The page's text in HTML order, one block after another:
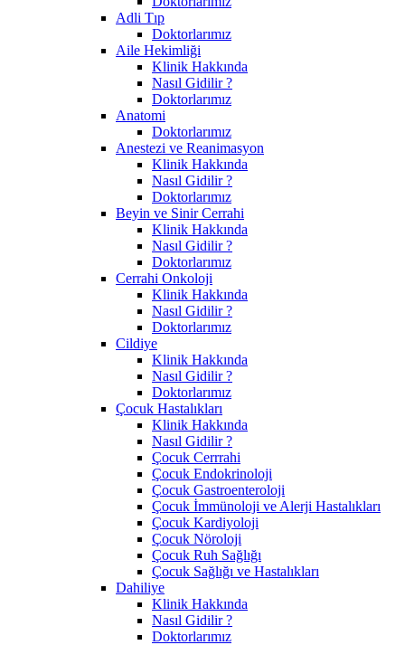
Adli Tıp
Doktorlarımız
Aile Hekimliği
Klinik Hakkında
Nasıl Gidilir ?
Doktorlarımız
Anatomi
Doktorlarımız
Anestezi ve Reanimasyon
Klinik Hakkında
Nasıl Gidilir ?
Doktorlarımız
Beyin ve Sinir Cerrahi
Klinik Hakkında
Nasıl Gidilir ?
Doktorlarımız
Cerrahi Onkoloji
Klinik Hakkında
Nasıl Gidilir ?
Doktorlarımız
Cildiye
Klinik Hakkında
Nasıl Gidilir ?
Doktorlarımız
Çocuk Hastalıkları
Klinik Hakkında
Nasıl Gidilir ?
Çocuk Cerrrahi
Çocuk Endokrinoloji
Çocuk Gastroenteroloji
Çocuk İmmünoloji ve Alerji Hastalıkları
Çocuk Kardiyoloji
Çocuk Nöroloji
Çocuk Ruh Sağlığı
Çocuk Sağlığı ve Hastalıkları
Dahiliye
Klinik Hakkında
Nasıl Gidilir ?
Doktorlarımız